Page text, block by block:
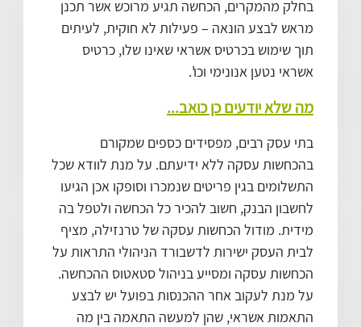
בחלק מהמקרים, הכחשה תגיע מרוכש אשר תכנן
מראש לבצע הונאה – פעילות לא חוקית, לעיתים
תוך שימוש בכרטיס אשראי שאינו שלו, כרטיס
אשראי נטען אנונימי וכו'.
מה שלא יודעים כן כואב...
בתי עסק רבים, מפסידים כספים שמקורם
בהכחשות עסקה ללא ידיעתם. על מנת לוודא שכל
התשלומים בגין פריטים שנמכרו וסופקו אכן הגיעו
לחשבון הבנק, חשוב להכיר כל הכחשה ולטפל בה
מידית. מודול הכחשות עסקה של טרנזילה, מציף
לבית העסק ישירות לדשבורד הניהולי התראות על
הכחשות עסקה ומסייע בניהול סטאטוס ההכחשה.
על מנת לעקוב אחר ההכנסות בפועל יש לבצע
התאמות אשראי, שהן למעשה התאמה בין מה